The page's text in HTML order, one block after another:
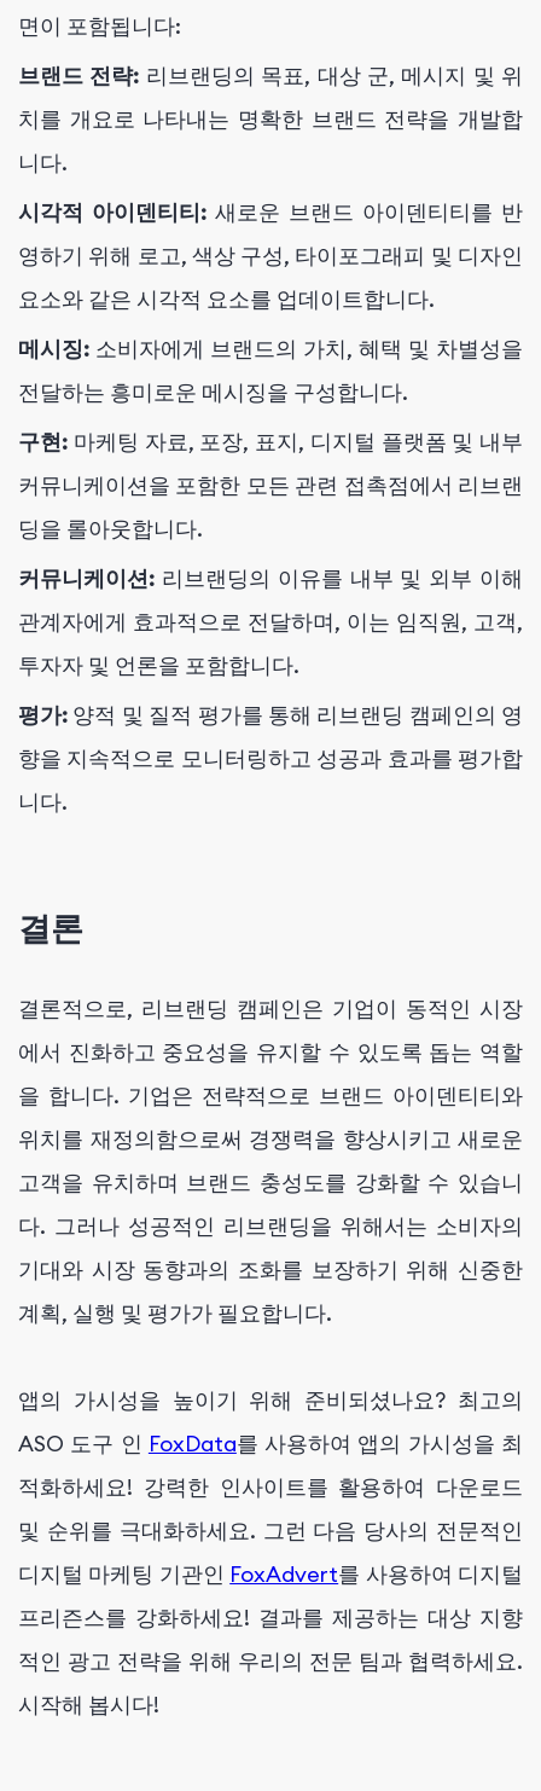
면이 포함됩니다:
브랜드 전략: 리브랜딩의 목표, 대상 군, 메시지 및 위
치를 개요로 나타내는 명확한 브랜드 전략을 개발합
니다.
시각적 아이덴티티: 새로운 브랜드 아이덴티티를 반
영하기 위해 로고, 색상 구성, 타이포그래피 및 디자인
요소와 같은 시각적 요소를 업데이트합니다.
메시징: 소비자에게 브랜드의 가치, 혜택 및 차별성을
전달하는 흥미로운 메시징을 구성합니다.
구현: 마케팅 자료, 포장, 표지, 디지털 플랫폼 및 내부
커뮤니케이션을 포함한 모든 관련 접촉점에서 리브랜
딩을 롤아웃합니다.
커뮤니케이션: 리브랜딩의 이유를 내부 및 외부 이해
관계자에게 효과적으로 전달하며, 이는 임직원, 고객,
투자자 및 언론을 포함합니다.
평가: 양적 및 질적 평가를 통해 리브랜딩 캠페인의 영
향을 지속적으로 모니터링하고 성공과 효과를 평가합
니다.
결론
결론적으로, 리브랜딩 캠페인은 기업이 동적인 시장
에서 진화하고 중요성을 유지할 수 있도록 돕는 역할
을 합니다. 기업은 전략적으로 브랜드 아이덴티티와
위치를 재정의함으로써 경쟁력을 향상시키고 새로운
고객을 유치하며 브랜드 충성도를 강화할 수 있습니
다. 그러나 성공적인 리브랜딩을 위해서는 소비자의
기대와 시장 동향과의 조화를 보장하기 위해 신중한
계획, 실행 및 평가가 필요합니다.
앱의 가시성을 높이기 위해 준비되셨나요? 최고의
ASO 도구 인 FoxData를 사용하여 앱의 가시성을 최
적화하세요! 강력한 인사이트를 활용하여 다운로드
및 순위를 극대화하세요. 그런 다음 당사의 전문적인
디지털 마케팅 기관인 FoxAdvert를 사용하여 디지털
프리즌스를 강화하세요! 결과를 제공하는 대상 지향
적인 광고 전략을 위해 우리의 전문 팀과 협력하세요.
시작해 봅시다!